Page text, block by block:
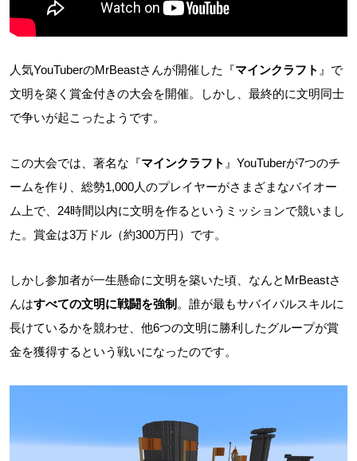
人気YouTuberのMrBeastさんが開催した『マインクラフト 』で
文明を築く賞金付きの大会を開催。しかし、最終的に文明同士
で争いが起こったようです。
この大会では、著名な『マインクラフト 』YouTuberが7つのチ
ームを作り、総勢1,000人のプレイヤーがさまざまなバイオー
ム上で、24時間以内に文明を作るというミッションで競いまし
た。賞金は3万ドル（約300万円）です。
しかし参加者が一生懸命に文明を築いた頃、なんとMrBeastさ
んはすべての文明に戦闘を強制 。誰が最もサバイバルスキルに
長けているかを競わせ、他6つの文明に勝利したグループが賞
金を獲得するという戦いになったのです。